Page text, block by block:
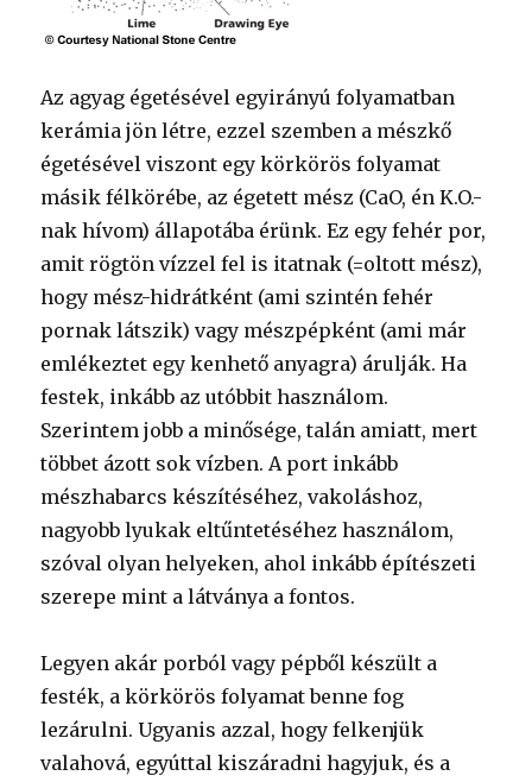
Az agyag égetésével egyirányú folyamatban
kerámia jön létre, ezzel szemben a mészkő
égetésével viszont egy körkörös folyamat
másik félkörébe, az égetett mész (CaO, én K.O.-
nak hívom) állapotába érünk. Ez egy fehér por,
amit rögtön vízzel fel is itatnak (=oltott mész),
hogy mész-hidrátként (ami szintén fehér
pornak látszik) vagy mészpépként (ami már
emlékeztet egy kenhető anyagra) árulják. Ha
festek, inkább az utóbbit használom.
Szerintem jobb a minősége, talán amiatt, mert
többet ázott sok vízben. A port inkább
mészhabarcs készítéséhez, vakoláshoz,
nagyobb lyukak eltűntetéséhez használom,
szóval olyan helyeken, ahol inkább építészeti
szerepe mint a látványa a fontos.
Legyen akár porból vagy pépből készült a
festék, a körkörös folyamat benne fog
lezárulni. Ugyanis azzal, hogy felkenjük
valahová, egyúttal kiszáradni hagyjuk, és a